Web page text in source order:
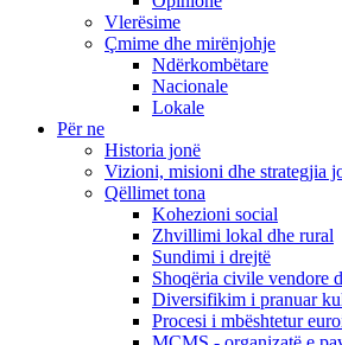
Vlerësime
Çmime dhe mirënjohje
Ndërkombëtare
Nacionale
Lokale
Për ne
Historia jonë
Vizioni, misioni dhe strategjia
Qëllimet tona
Kohezioni social
Zhvillimi lokal dhe rural
Sundimi i drejtë
Shoqëria civile vendore
Diversifikim i pranuar
Procesi i mbështetur